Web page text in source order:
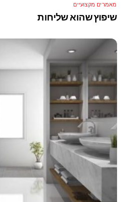
מאמרים מקצועיים
שיפוץ שהוא שליחות